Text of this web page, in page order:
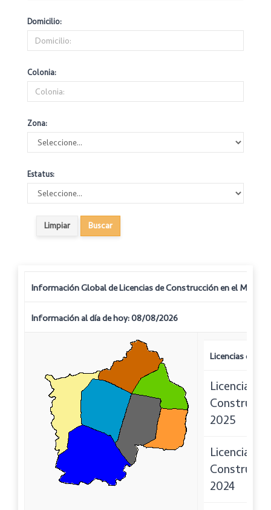
Domicilio:
Colonia:
Zona:
Estatus:
Información Global de Licencias de Construcción en el
Información al día de hoy: 08/08/2026
Licencias de
Licencias de
2025
Licencias de
2024